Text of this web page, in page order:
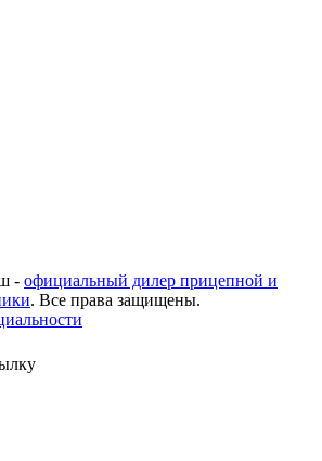
- официальный дилер прицепной и
. Все права защищены.